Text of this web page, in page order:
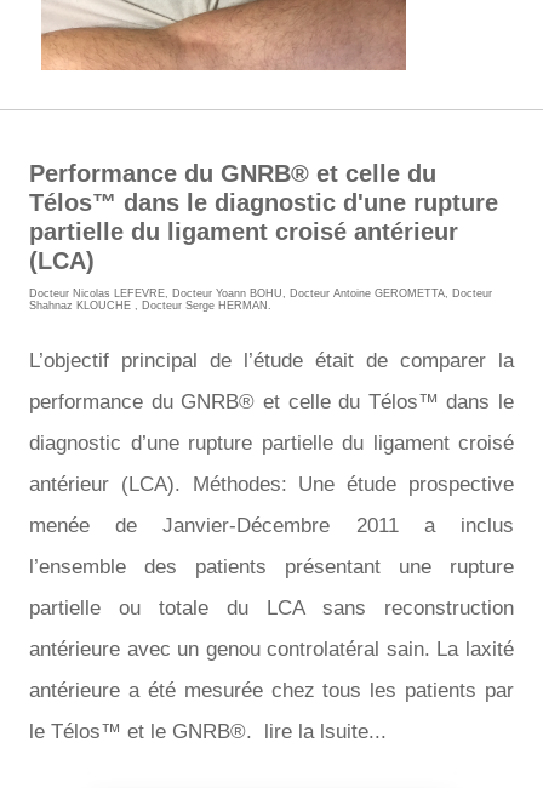
Performance du GNRB® et celle du
Télos™ dans le diagnostic d'une rupture
partielle du ligament croisé antérieur
(LCA)
Docteur Nicolas LEFEVRE, Docteur Yoann BOHU, Docteur Antoine GEROMETTA, Docteur
Shahnaz KLOUCHE , Docteur Serge HERMAN .
L’objectif principal de l’étude était de comparer la
performance du GNRB® et celle du Télos™ dans le
diagnostic d’une rupture partielle du ligament croisé
antérieur (LCA). Méthodes: Une étude prospective
menée de Janvier-Décembre 2011 a inclus
l’ensemble des patients présentant une rupture
partielle ou totale du LCA sans reconstruction
antérieure avec un genou controlatéral sain. La laxité
antérieure a été mesurée chez tous les patients par
le Télos™ et le GNRB®. lire la lsuite...